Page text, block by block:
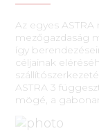
Az egyes
mezőgazdaság
így
céljainak
ASTRA 3
mögé, a